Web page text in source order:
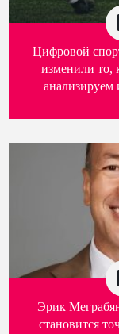
Цифровой
изменили то,
анализируем
Эрик
становится